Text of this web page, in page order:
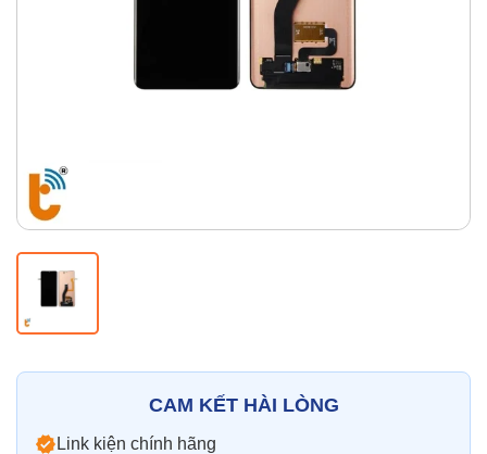
Pin iPhone Pin Samsumg Pin Oppo
CAM KẾT HÀI LÒNG
Link kiện chính hãng